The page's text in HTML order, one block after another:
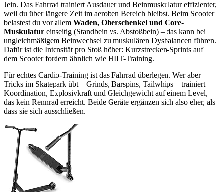
Jein. Das Fahrrad trainiert Ausdauer und Beinmuskulatur effizienter,
weil du über längere Zeit im aeroben Bereich bleibst. Beim Scooter
belastest du vor allem Waden, Oberschenkel und Core-
Muskulatur einseitig (Standbein vs. Abstoßbein) – das kann bei
ungleichmäßigem Beinwechsel zu muskulären Dysbalancen führen.
Dafür ist die Intensität pro Stoß höher: Kurzstrecken-Sprints auf
dem Scooter fordern ähnlich wie HIIT-Training.
Für echtes Cardio-Training ist das Fahrrad überlegen. Wer aber
Tricks im Skatepark übt – Grinds, Barspins, Tailwhips – trainiert
Koordination, Explosivkraft und Gleichgewicht auf einem Level,
das kein Rennrad erreicht. Beide Geräte ergänzen sich also eher, als
dass sie sich ausschließen.